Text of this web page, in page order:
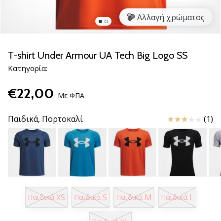
Accelerate
SQD
Ανακάλυψε
τεχνικές
αναβαθμίσεις
και
μάθε
αν
αξίζει…
25. 11. 2024
Αλλαγή χρώματος
T-shirt Under Armour UA Tech Big Logo SS
Κατηγορία:
€22,00 Με ΦΠΑ
Παιδικά, Πορτοκαλί Κριτικές (1)
Παιδικά XS Παιδικά S Παιδικά M Παιδικά L